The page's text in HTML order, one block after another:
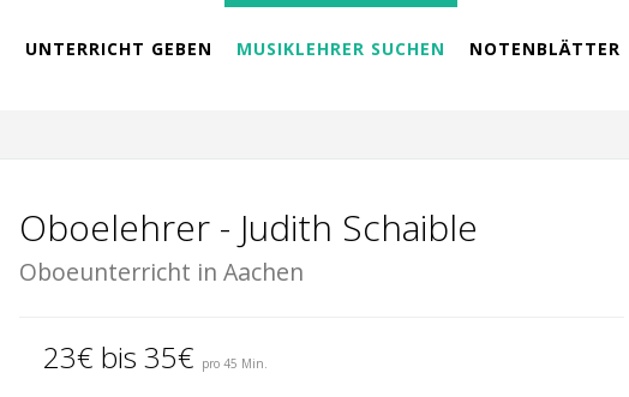
UNTERRICHT GEBEN MUSIKLEHRER SUCHEN NOTENBLÄTTER
Oboelehrer - Judith Schaible
Oboeunterricht in Aachen
23€ bis 35€ pro 45 Min.